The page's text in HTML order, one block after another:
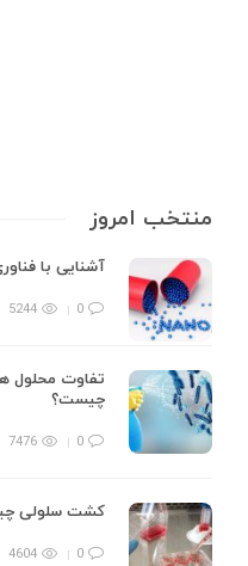
منتخب امروز
آشنایی با
0
5244
تفاوت محلول
چیست؟
0
7476
کشت سلولی
0
4604